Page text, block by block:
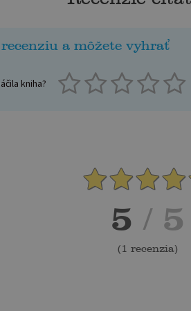
a môžete vyhrať
kniha?
5 / 5
(1 recenzia)